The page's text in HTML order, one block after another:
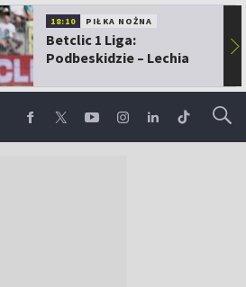
18:10 PIŁKA NOŻNA
Betclic 1 Liga:
Podbeskidzie – Lechia
▶